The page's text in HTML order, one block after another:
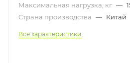
Максимальная нагрузка, кг —
Страна производства — Китай
Все характеристики